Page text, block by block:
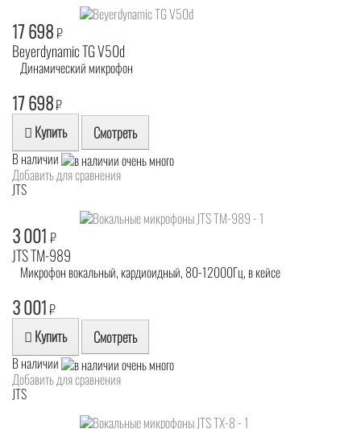
17 698₽
Beyerdynamic TG V50d
Динамический микрофон
17 698₽
Купить Смотреть
В наличии
Добавить для сравнения
JTS
3 001 ₽
JTS TM-989
Микрофон вокальный, кардиоидный, 80-12000Гц, в кейсе
3 001₽
Купить Смотреть
В наличии
Добавить для сравнения
JTS